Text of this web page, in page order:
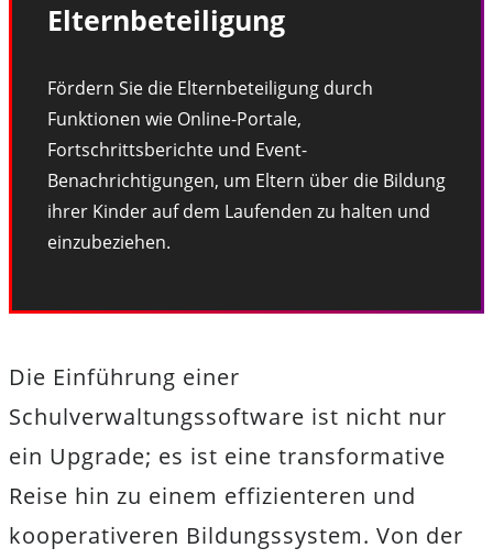
Elternbeteiligung
Fördern Sie die Elternbeteiligung durch
Funktionen wie Online-Portale,
Fortschrittsberichte und Event-
Benachrichtigungen, um Eltern über die Bildung
ihrer Kinder auf dem Laufenden zu halten und
einzubeziehen.
Die Einführung einer
Schulverwaltungssoftware ist nicht nur
ein Upgrade; es ist eine transformative
Reise hin zu einem effizienteren und
kooperativeren Bildungssystem. Von der